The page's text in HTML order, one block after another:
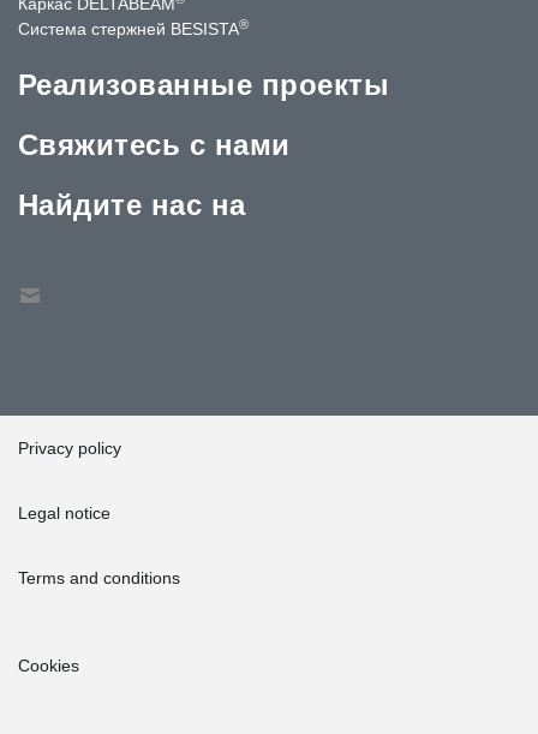
Система стержней BESISTA®
Реализованные проекты
Свяжитесь с нами
Найдите нас на
Privacy policy
Legal notice
Terms and conditions
Cookies